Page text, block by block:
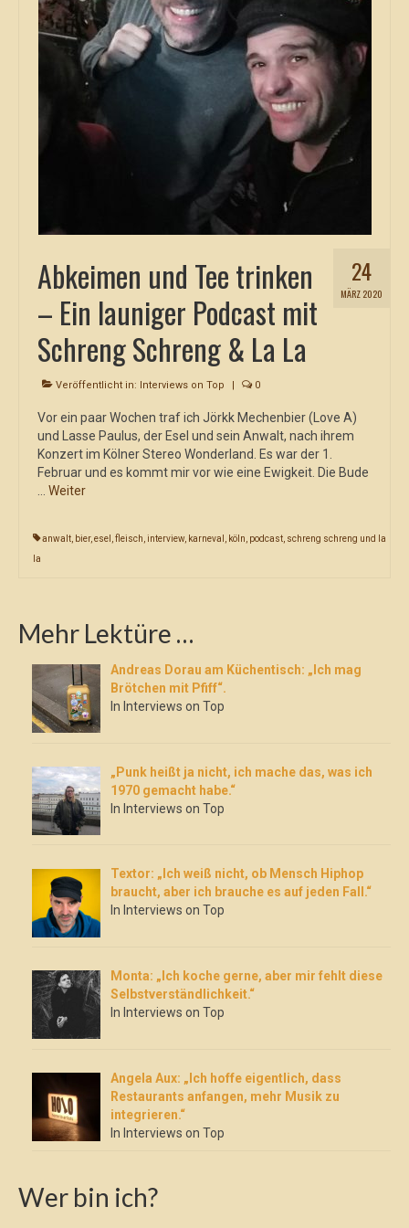
24
MÄRZ 2020
Abkeimen und Tee trinken
– Ein launiger Podcast mit
Schreng Schreng & La La
Veröffentlicht in: Interviews on Top | 0
Vor ein paar Wochen traf ich Jörkk Mechenbier (Love A)
und Lasse Paulus, der Esel und sein Anwalt, nach ihrem
Konzert im Kölner Stereo Wonderland. Es war der 1.
Februar und es kommt mir vor wie eine Ewigkeit. Die Bude
Weiter
anwalt bier, esel fleisch interview, karneval köln podcast schreng schreng und la
la
Mehr Lektüre …
Andreas Dorau am Küchentisch: „Ich mag
Brötchen mit Pfiff“.
In Interviews on Top
„Punk heißt ja nicht, ich mache das, was ich
1970 gemacht habe.“
In Interviews on Top
Textor: „Ich weiß nicht, ob Mensch Hiphop
braucht, aber ich brauche es auf jeden Fall.“
In Interviews on Top
Monta: „Ich koche gerne, aber mir fehlt diese
Selbstverständlichkeit.“
In Interviews on Top
Angela Aux: „Ich hoffe eigentlich, dass
Restaurants anfangen, mehr Musik zu
integrieren.“
In Interviews on Top
Wer bin ich?